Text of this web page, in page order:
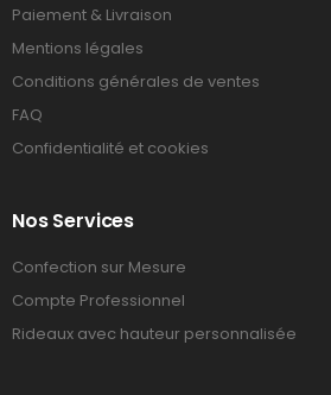
Paiement & Livraison
Mentions légales
Conditions générales de ventes
FAQ
Confidentialité et cookies
Nos Services
Confection sur Mesure
Compte Professionnel
Rideaux avec hauteur personnalisée